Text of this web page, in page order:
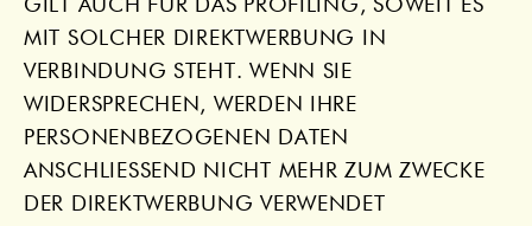
GILT AUCH FÜR DAS PROFILING, SOWEIT ES
MIT SOLCHER DIREKTWERBUNG IN
VERBINDUNG STEHT. WENN SIE
WIDERSPRECHEN, WERDEN IHRE
PERSONENBEZOGENEN DATEN
ANSCHLIESSEND NICHT MEHR ZUM ZWECKE
DER DIREKTWERBUNG VERWENDET